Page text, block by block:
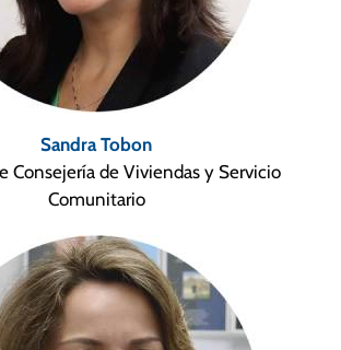
Sandra Tobon
Consejería de Viviendas y Servicio
Comunitario